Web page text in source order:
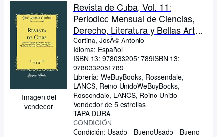
Imagen del
vendedor
Revista de Cuba, Vol. 11:
Periodico Mensual de Ciencias,
Derecho, Literatura y Bellas Artes,
Premiado Con Medalla de Oro en
la Exposicion de Matanzas
(Classic Reprint)
Cortina, JosÃ© Antonio
Idioma: Español
ISBN 13: 9780332051789ISBN 13:
9780332051789
Librería: WeBuyBooks, Rossendale,
LANCS, Reino UnidoWeBuyBooks,
Rossendale, LANCS, Reino Unido
Vendedor de 5 estrellas
TAPA DURA
CONDICIÓN
Condición: Usado - BuenoUsado - Bueno